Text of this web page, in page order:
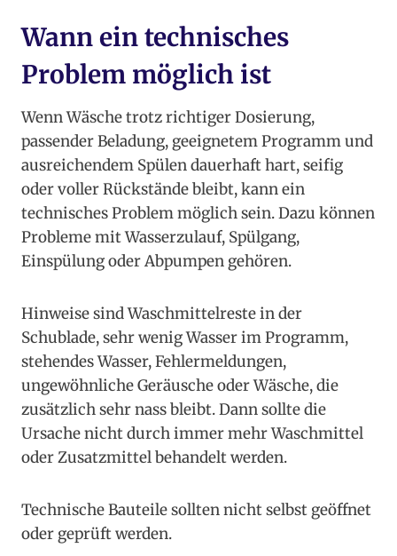
Wann ein technisches
Problem möglich ist
Wenn Wäsche trotz richtiger Dosierung,
passender Beladung, geeignetem Programm und
ausreichendem Spülen dauerhaft hart, seifig
oder voller Rückstände bleibt, kann ein
technisches Problem möglich sein. Dazu können
Probleme mit Wasserzulauf, Spülgang,
Einspülung oder Abpumpen gehören.
Hinweise sind Waschmittelreste in der
Schublade, sehr wenig Wasser im Programm,
stehendes Wasser, Fehlermeldungen,
ungewöhnliche Geräusche oder Wäsche, die
zusätzlich sehr nass bleibt. Dann sollte die
Ursache nicht durch immer mehr Waschmittel
oder Zusatzmittel behandelt werden.
Technische Bauteile sollten nicht selbst geöffnet
oder geprüft werden.